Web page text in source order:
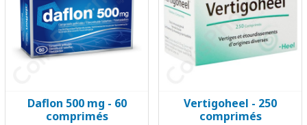
Daflon 500 mg - 60
comprimés
Vertigoheel - 250
comprimés